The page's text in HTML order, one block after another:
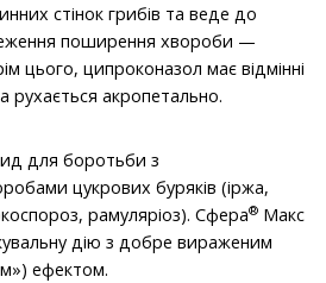
стінок грибів та веде до
поширення хвороби —
цього, ципроконазол має відмінні
рухається акропетально.
для боротьби з
цукрових буряків (іржа,
рамуляріоз). Cфера® Макс
дію з добре вираженим
ефектом.